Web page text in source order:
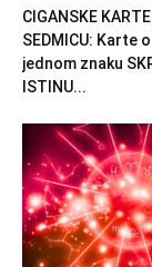
CIGANSKE
SEDMICU: Karte
jednom znaku
ISTINU...